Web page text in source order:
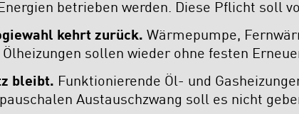
betrieben werden. Diese Pflicht soll
kehrt zurück. Wärmepumpe,
Ölheizungen sollen wieder ohne festen
bleibt. Funktionierende Öl- und
Austauschzwang soll es nicht